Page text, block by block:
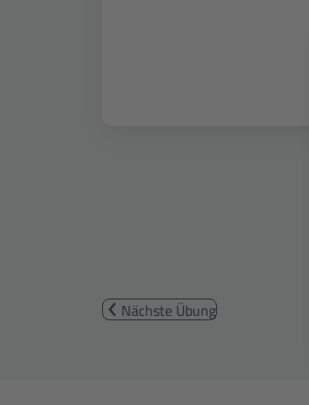
Nächste Übung